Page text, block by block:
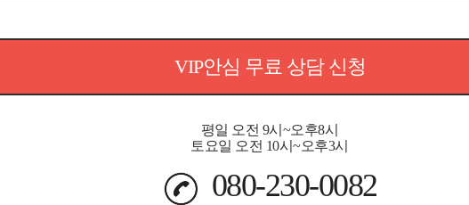
VIP안심 무료 상담 신청
평일 오전 9시~오후8시
토요일 오전 10시~오후3시
080-230-0082